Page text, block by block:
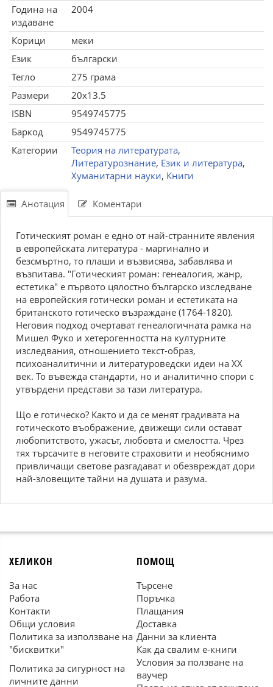
Година на
издаване
2004
Корици
меки
Език
български
Тегло
275 грама
Размери
20x13.5
ISBN
9549745775
Баркод
9549745775
Категории
Теория на литературата,
Литературознание, Език и литература,
Хуманитарни науки, Книги
Анотация Коментари
Готическият роман е едно от най-странните явления
в европейската литература - маргинално и
безсмъртно, то плаши и възвисява, забавлява и
възпитава. "Готическият роман: генеалогия, жанр,
естетика" е първото цялостно българско изследване
на европейския готически роман и естетиката на
британското готическо възраждане (1764-1820).
Неговия подход очертават генеалогичната рамка на
Мишел Фуко и хетерогенността на културните
изследвания, отношението текст-образ,
психоаналитични и литературоведски идеи на XX
век. То въвежда стандарти, но и аналитично спори с
утвърдени представи за тази литература.
Що е готическо? Както и да се менят градивата на
готическото въображение, движещи сили остават
любопитството, ужасът, любовта и смелостта. Чрез
тях търсачите в неговите страховити и необяснимо
привличащи светове разгадават и обезвреждат дори
най-зловещите тайни на душата и разума.
ХЕЛИКОН
За нас
Работа
Контакти
Общи условия
Политика за използване на
"бисквитки"
Политика за сигурност на
личните данни
ПОМОЩ
Търсене
Поръчка
Плащания
Доставка
Данни за клиента
Как да свалим е-книги
Условия за ползване на
ваучер